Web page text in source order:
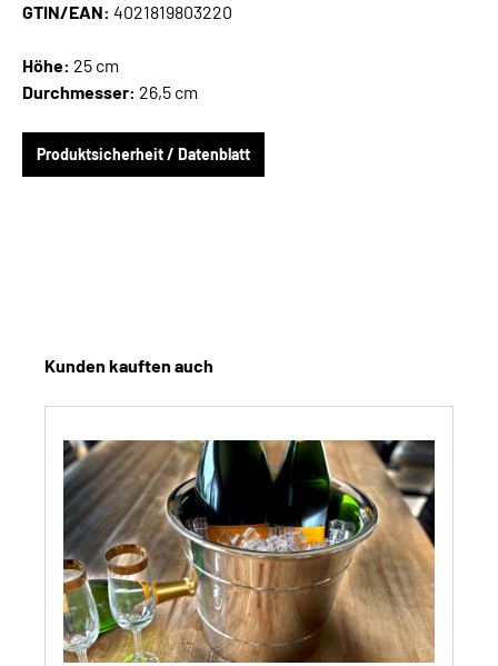
GTIN/EAN: 4021819803220
Höhe: 25 cm
Durchmesser: 26,5 cm
Produktsicherheit / Datenblatt
Produktgalerie überspringen
Kunden kauften auch